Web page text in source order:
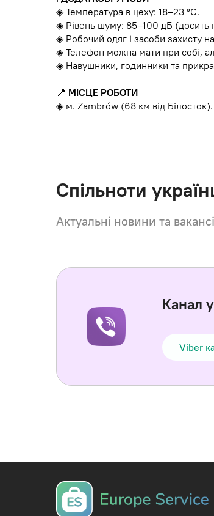
◈ Температура в цеху: 18–23 °C.
◈ Рівень шуму: 85–100 дБ (досить
◈ Робочий одяг і засоби захисту
◈ Телефон можна мати при собі,
◈ Навушники, годинники та
📍 МІСЦЕ РОБОТИ
◈ м. Zambrów (68 км від Білосток).
Канал
Viber
Спільноти
Актуальні новини та